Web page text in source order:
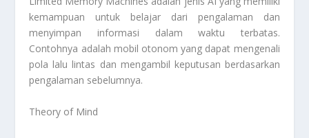
kemampuan untuk belajar dari pengalaman dan
menyimpan informasi dalam waktu terbatas.
Contohnya adalah mobil otonom yang dapat mengenali
pola lalu lintas dan mengambil keputusan berdasarkan
pengalaman sebelumnya.
Theory of Mind